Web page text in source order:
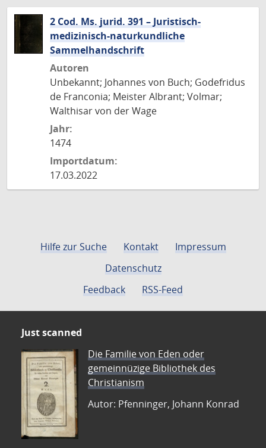
2 Cod. Ms. jurid. 391 – Juristisch-
medizinisch-naturkundliche
Sammelhandschrift
Autoren
Unbekannt; Johannes von Buch; Godefridus
de Franconia; Meister Albrant; Volmar;
Walthisar von der Wage
Jahr:
1474
Importdatum:
17.03.2022
Hilfe zur Suche Kontakt
Impressum
Datenschutz
Feedback
RSS-Feed
Just scanned
Die Familie von Eden oder
gemeinnüzige Bibliothek des
Christianism
Autor: Pfenninger, Johann Konrad